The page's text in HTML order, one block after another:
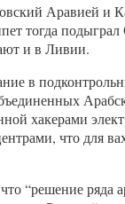
Аравией и
тогда
и в Ливии.
в
хакерами
что для
“решение ряда